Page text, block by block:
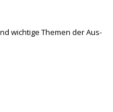
wichtige Themen der Aus-